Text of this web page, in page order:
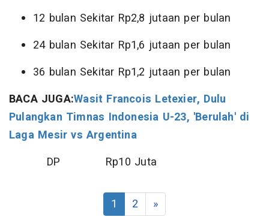
12 bulan Sekitar Rp2,8 jutaan per bulan
24 bulan Sekitar Rp1,6 jutaan per bulan
36 bulan Sekitar Rp1,2 jutaan per bulan
BACA JUGA:Wasit Francois Letexier, Dulu
Pulangkan Timnas Indonesia U-23, 'Berulah' di
Laga Mesir vs Argentina
DP Rp10 Juta
1 2 »